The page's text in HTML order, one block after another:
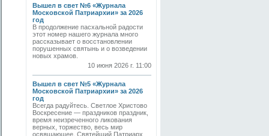
Вышел в свет №6 «Журнала
Московской Патриархии» за 2026
год
В продолжение пасхальной радости
этот номер нашего журнала много
рассказывает о восстановлении
порушенных святынь и о возведении
новых храмов.
10 июня 2026 г. 11:00
Вышел в свет №5 «Журнала
Московской Патриархии» за 2026
год
Всегда радуйтесь. Светлое Христово
Воскресение — праздников праздник,
время неизреченного ликования
верных, торжество, весь мир
освящающее. Святейший Патриарх